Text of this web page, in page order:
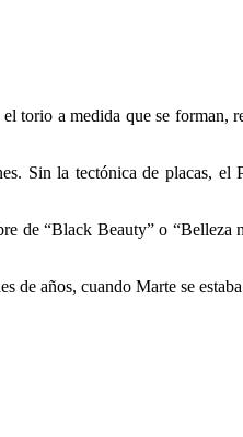
torio a medida que se forman,
Sin la tectónica de placas, el
de “Black Beauty” o “Belleza
de años, cuando Marte se